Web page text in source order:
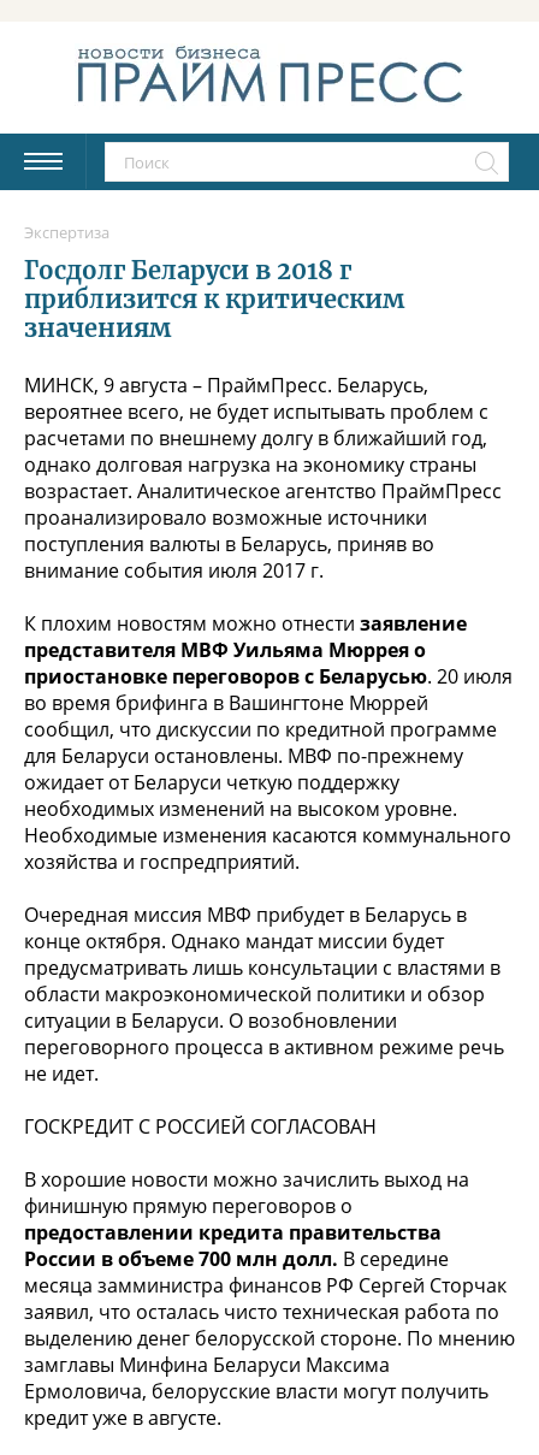
Экспертиза
Госдолг Беларуси в 2018 г
приблизится к критическим
значениям
МИНСК, 9 августа – ПраймПресс. Беларусь,
вероятнее всего, не будет испытывать проблем с
расчетами по внешнему долгу в ближайший год,
однако долговая нагрузка на экономику страны
возрастает. Аналитическое агентство ПраймПресс
проанализировало возможные источники
поступления валюты в Беларусь, приняв во
внимание события июля 2017 г.
К плохим новостям можно отнести заявление
представителя МВФ Уильяма Мюррея о
приостановке переговоров с Беларусью. 20 июля
во время брифинга в Вашингтоне Мюррей
сообщил, что дискуссии по кредитной программе
для Беларуси остановлены. МВФ по-прежнему
ожидает от Беларуси четкую поддержку
необходимых изменений на высоком уровне.
Необходимые изменения касаются коммунального
хозяйства и госпредприятий.
Очередная миссия МВФ прибудет в Беларусь в
конце октября. Однако мандат миссии будет
предусматривать лишь консультации с властями в
области макроэкономической политики и обзор
ситуации в Беларуси. О возобновлении
переговорного процесса в активном режиме речь
не идет.
ГОСКРЕДИТ С РОССИЕЙ СОГЛАСОВАН
В хорошие новости можно зачислить выход на
финишную прямую переговоров о
предоставлении кредита правительства
России в объеме 700 млн долл. В середине
месяца замминистра финансов РФ Сергей Сторчак
заявил, что осталась чисто техническая работа по
выделению денег белорусской стороне. По мнению
замглавы Минфина Беларуси Максима
Ермоловича, белорусские власти могут получить
кредит уже в августе.